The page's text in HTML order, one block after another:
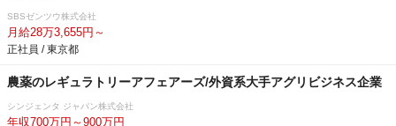
SBSゼンツウ株式会社
月給28万3,655円～
正社員 / 東京都
農薬のレギュラトリーアフェアーズ/外資系大手アグリビジネス企業
シンジェンタ ジャパン株式会社
年収700万円～900万円